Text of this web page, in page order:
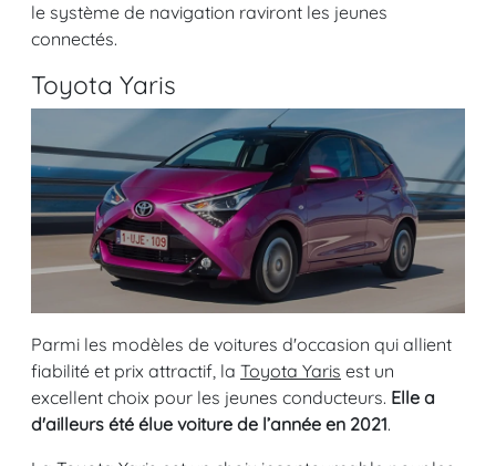
le système de navigation raviront les jeunes
connectés.
Toyota Yaris
Parmi les modèles de voitures d'occasion qui allient
fiabilité et prix attractif, la Toyota Yaris est un
excellent choix pour les jeunes conducteurs. Elle a
d'ailleurs été élue voiture de l’année en 2021.